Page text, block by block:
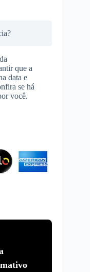
que a
data e
se há
você.